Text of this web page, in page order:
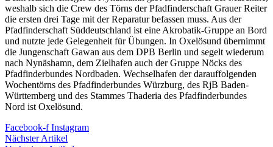
weshalb sich die Crew des Törns der Pfadfinderschaft Grauer Reiter
die ersten drei Tage mit der Reparatur befassen muss. Aus der
Pfadfinderschaft Süddeutschland ist eine Akrobatik-Gruppe an Bord
und nutzte jede Gelegenheit für Übungen. In Oxelösund übernimmt
die Jungenschaft Gawan aus dem DPB Berlin und segelt wiederum
nach Nynäshamn, dem Zielhafen auch der Gruppe Nöcks des
Pfadfinderbundes Nordbaden. Wechselhafen der darauffolgenden
Wochentörns des Pfadfinderbundes Würzburg, des RjB Baden-
Württemberg und des Stammes Thaderia des Pfadfinderbundes
Nord ist Oxelösund.
Facebook-f Instagram
Nächster Artikel